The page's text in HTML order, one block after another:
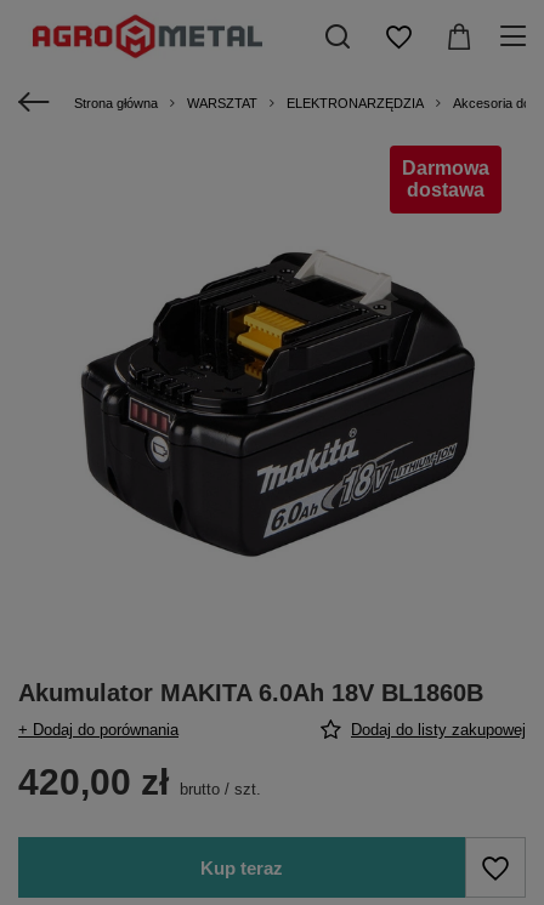
Strona główna WARSZTAT ELEKTRONARZĘDZIA Akcesoria
Darmowa
dostawa
Akumulator MAKITA 6.0Ah 18V BL1860B
+ Dodaj do porównania Dodaj do listy zakupowej
420,00 zł brutto / szt.
Kup teraz